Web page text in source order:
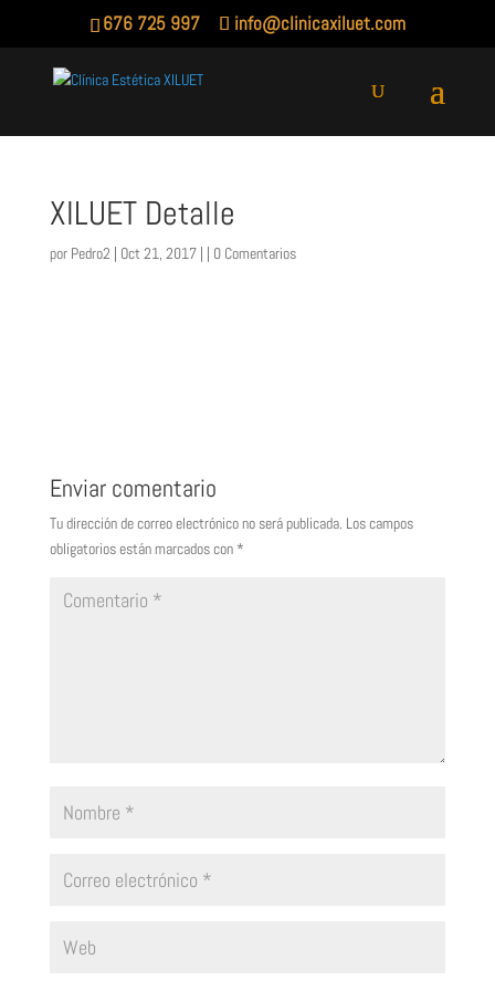
676 725 997 info@clinicaxiluet.com
XILUET Detalle
por Pedro2 | Oct 21, 2017 | | 0 Comentarios
Enviar comentario
Tu dirección de correo electrónico no será publicada. Los campos
obligatorios están marcados con *